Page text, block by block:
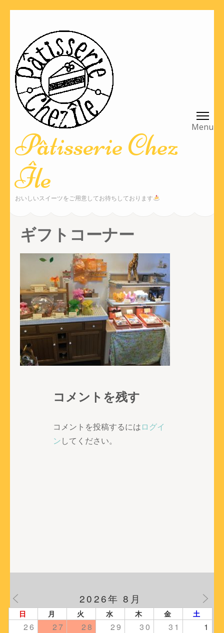
ツ
へ
(Enter
押
す)
Pâtisserie Chez
Île
おいしいスイーツをご用意してお待ちしております
ギフトコーナー
コメントを残す
コメントを投稿するにはログイ
ンしてください。
2026年 8月
日 月 火 水 木 金 土
26 27 28 29 30 31 1